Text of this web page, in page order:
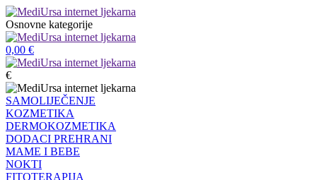
Osnovne kategorije
0,00 €
€
SAMOLIJEČENJE
KOZMETIKA
DERMOKOZMETIKA
DODACI PREHRANI
MAME I BEBE
NOKTI
FITOTERAPIJA